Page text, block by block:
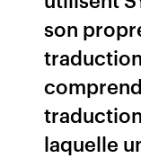
son
laquelle